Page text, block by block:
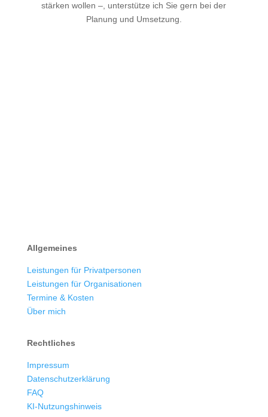
stärken wollen –, unterstütze ich Sie gern bei der
Planung und Umsetzung.
Allgemeines
Leistungen für Privatpersonen
Leistungen für Organisationen
Termine & Kosten
Über mich
Rechtliches
Impressum
Datenschutzerklärung
FAQ
KI-Nutzungshinweis